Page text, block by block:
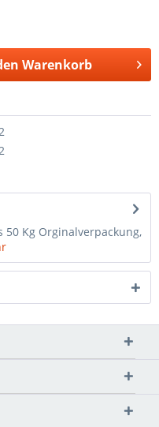
Warenkorb
50 Kg Orginalverpackung,